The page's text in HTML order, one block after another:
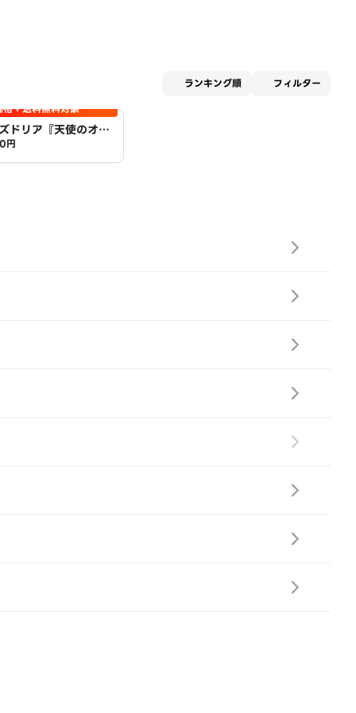
ランキング順 フィルター
格＋送料無料対象
ドリア『天使のオー
0円